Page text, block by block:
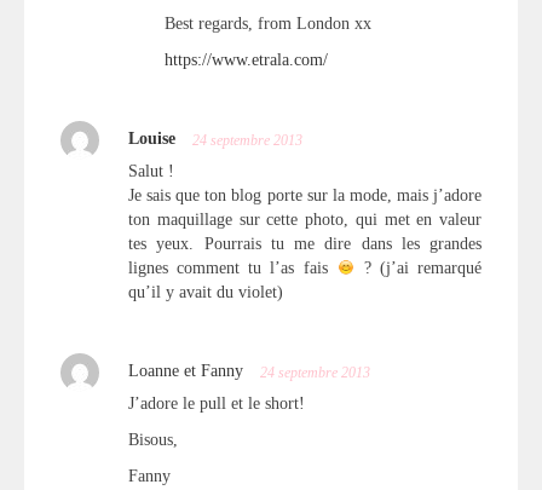
Best regards, from London xx
https://www.etrala.com/
Louise 24 septembre 2013
Salut !
Je sais que ton blog porte sur la mode, mais j’adore
ton maquillage sur cette photo, qui met en valeur
tes yeux. Pourrais tu me dire dans les grandes
lignes comment tu l’as fais
? (j’ai remarqué
qu’il y avait du violet)
Loanne et Fanny 24 septembre 2013
J’adore le pull et le short!
Bisous,
Fanny